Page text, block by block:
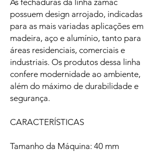
As fechaduras da linha zamac
possuem design arrojado, indicadas
para as mais variadas aplicações em
madeira, aço e alumínio, tanto para
áreas residenciais, comerciais e
industriais. Os produtos dessa linha
confere modernidade ao ambiente,
além do máximo de durabilidade e
segurança.
CARACTERÍSTICAS
Tamanho da Máquina: 40 mm